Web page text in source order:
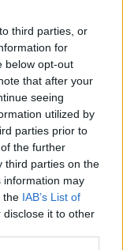
third parties, or
for
below opt-out
that after your
seeing
utilized by
parties prior to
the further
third parties on the
information may
the IAB’s List of
it to other